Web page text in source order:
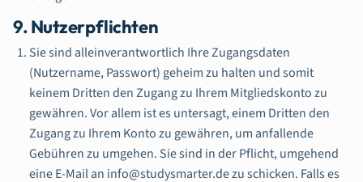
9. Nutzerpflichten
Sie sind alleinverantwortlich Ihre Zugangsdaten
(Nutzername, Passwort) geheim zu halten und somit
keinem Dritten den Zugang zu Ihrem Mitgliedskonto zu
gewähren. Vor allem ist es untersagt, einem Dritten den
Zugang zu Ihrem Konto zu gewähren, um anfallende
Gebühren zu umgehen. Sie sind in der Pflicht, umgehend
eine E-Mail an info@studysmarter.de zu schicken. Falls es